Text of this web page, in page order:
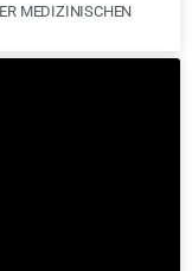
MEDIZINISCHEN